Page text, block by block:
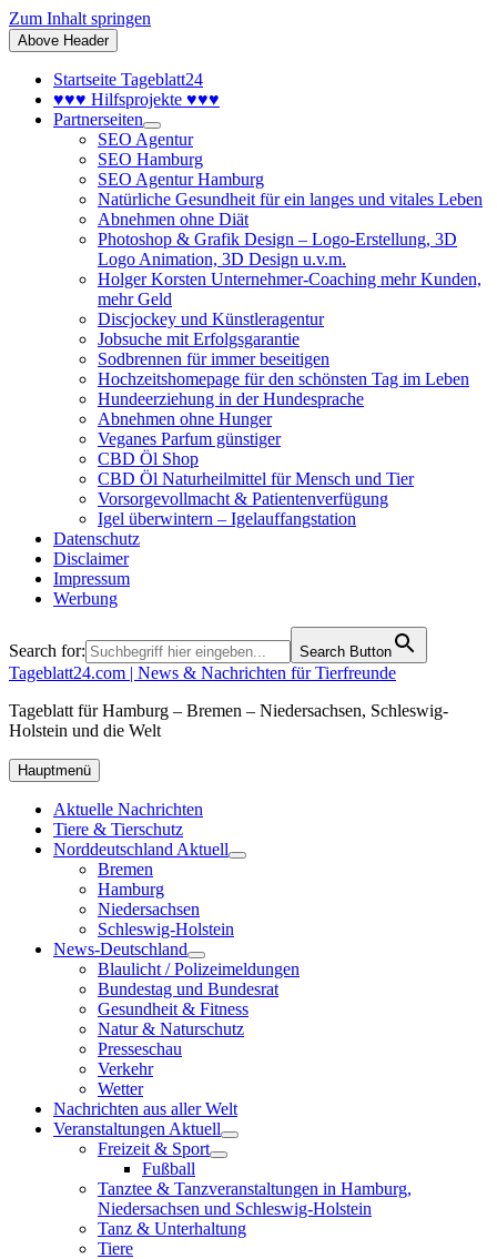
Zum Inhalt springen
Above Header
Startseite Tageblatt24
♥♥♥ Hilfsprojekte ♥♥♥
Partnerseiten
SEO Agentur
SEO Hamburg
SEO Agentur Hamburg
Natürliche Gesundheit für ein langes und vitales Leben
Abnehmen ohne Diät
Photoshop & Grafik Design – Logo-Erstellung, 3D
Logo Animation, 3D Design u.v.m.
Holger Korsten Unternehmer-Coaching mehr Kunden,
mehr Geld
Discjockey und Künstleragentur
Jobsuche mit Erfolgsgarantie
Sodbrennen für immer beseitigen
Hochzeitshomepage für den schönsten Tag im Leben
Hundeerziehung in der Hundesprache
Abnehmen ohne Hunger
Veganes Parfum günstiger
CBD Öl Shop
CBD Öl Naturheilmittel für Mensch und Tier
Vorsorgevollmacht & Patientenverfügung
Igel überwintern – Igelauffangstation
Datenschutz
Disclaimer
Impressum
Werbung
Search for: Search Button
Tageblatt24.com | News & Nachrichten für Tierfreunde
Tageblatt für Hamburg – Bremen – Niedersachsen, Schleswig-
Holstein und die Welt
Hauptmenü
Aktuelle Nachrichten
Tiere & Tierschutz
Norddeutschland Aktuell
Bremen
Hamburg
Niedersachsen
Schleswig-Holstein
News-Deutschland
Blaulicht / Polizeimeldungen
Bundestag und Bundesrat
Gesundheit & Fitness
Natur & Naturschutz
Presseschau
Verkehr
Wetter
Nachrichten aus aller Welt
Veranstaltungen Aktuell
Freizeit & Sport
Fußball
Tanztee & Tanzveranstaltungen in Hamburg,
Niedersachsen und Schleswig-Holstein
Tanz & Unterhaltung
Tiere